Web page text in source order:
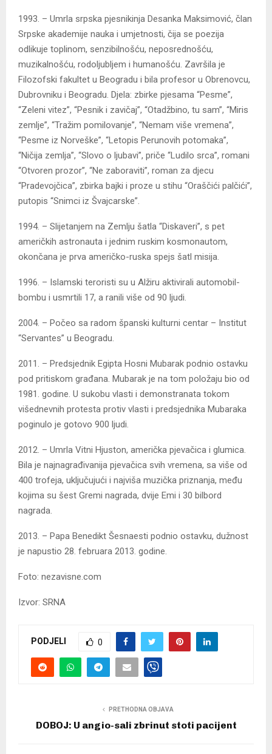
1993. – Umrla srpska pjesnikinja Desanka Maksimović, član
Srpske akademije nauka i umjetnosti, čija se poezija
odlikuje toplinom, senzibilnošću, neposrednošću,
muzikalnošću, rodoljubljem i humanošću. Završila je
Filozofski fakultet u Beogradu i bila profesor u Obrenovcu,
Dubrovniku i Beogradu. Djela: zbirke pjesama “Pesme”,
“Zeleni vitez”, “Pesnik i zavičaj”, “Otadžbino, tu sam”, “Miris
zemlje”, “Tražim pomilovanje”, “Nemam više vremena”,
“Pesme iz Norveške”, “Letopis Perunovih potomaka”,
“Ničija zemlja”, “Slovo o ljubavi”, priče “Ludilo srca”, romani
“Otvoren prozor”, “Ne zaboraviti”, roman za djecu
“Pradevojčica”, zbirka bajki i proze u stihu “Oraščići palčići”,
putopis “Snimci iz Švajcarske”.
1994. – Slijetanjem na Zemlju šatla “Diskaveri”, s pet
američkih astronauta i jednim ruskim kosmonautom,
okončana je prva američko-ruska spejs šatl misija.
1996. – Islamski teroristi su u Alžiru aktivirali automobil-
bombu i usmrtili 17, a ranili više od 90 ljudi.
2004. – Počeo sa radom španski kulturni centar – Institut
“Servantes” u Beogradu.
2011. – Predsjednik Egipta Hosni Mubarak podnio ostavku
pod pritiskom građana. Mubarak je na tom položaju bio od
1981. godine. U sukobu vlasti i demonstranata tokom
višednevnih protesta protiv vlasti i predsjednika Mubaraka
poginulo je gotovo 900 ljudi.
2012. – Umrla Vitni Hjuston, američka pjevačica i glumica.
Bila je najnagrađivanija pjevačica svih vremena, sa više od
400 trofeja, uključujući i najviša muzička priznanja, među
kojima su šest Gremi nagrada, dvije Emi i 30 bilbord
nagrada.
2013. – Papa Benedikt Šesnaesti podnio ostavku, dužnost
je napustio 28. februara 2013. godine.
Foto: nezavisne.com
Izvor: SRNA
PODJELI 0
PRETHODNA OBJAVA
DOBOJ: U angio-sali zbrinut stoti pacijent